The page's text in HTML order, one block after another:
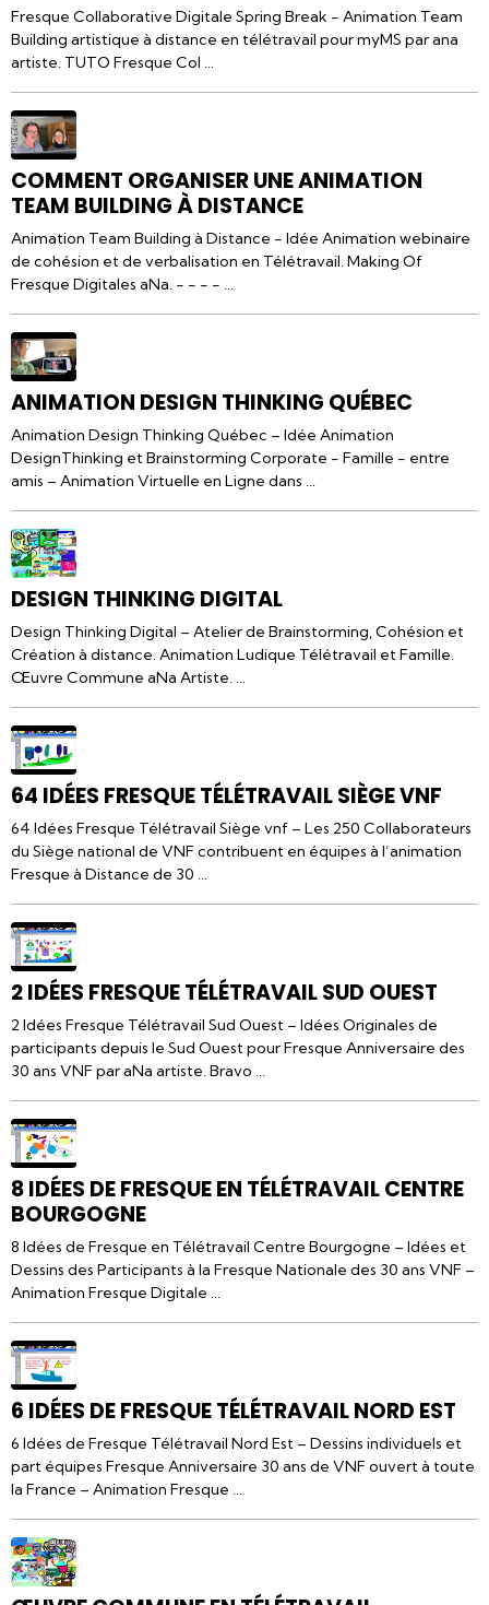
Fresque Collaborative Digitale Spring Break - Animation Team
Building artistique à distance en télétravail pour myMS par ana
artiste. TUTO Fresque Col ...
COMMENT ORGANISER UNE ANIMATION
TEAM BUILDING À DISTANCE
Animation Team Building à Distance - Idée Animation webinaire
de cohésion et de verbalisation en Télétravail. Making Of
Fresque Digitales aNa. - - - - ...
ANIMATION DESIGN THINKING QUÉBEC
Animation Design Thinking Québec – Idée Animation
DesignThinking et Brainstorming Corporate - Famille - entre
amis – Animation Virtuelle en Ligne dans ...
DESIGN THINKING DIGITAL
Design Thinking Digital – Atelier de Brainstorming, Cohésion et
Création à distance. Animation Ludique Télétravail et Famille.
Œuvre Commune aNa Artiste. ...
64 IDÉES FRESQUE TÉLÉTRAVAIL SIÈGE VNF
64 Idées Fresque Télétravail Siège vnf – Les 250 Collaborateurs
du Siège national de VNF contribuent en équipes à l’animation
Fresque à Distance de 30 ...
2 IDÉES FRESQUE TÉLÉTRAVAIL SUD OUEST
2 Idées Fresque Télétravail Sud Ouest – Idées Originales de
participants depuis le Sud Ouest pour Fresque Anniversaire des
30 ans VNF par aNa artiste. Bravo ...
8 IDÉES DE FRESQUE EN TÉLÉTRAVAIL CENTRE
BOURGOGNE
8 Idées de Fresque en Télétravail Centre Bourgogne – Idées et
Dessins des Participants à la Fresque Nationale des 30 ans VNF –
Animation Fresque Digitale ...
6 IDÉES DE FRESQUE TÉLÉTRAVAIL NORD EST
6 Idées de Fresque Télétravail Nord Est – Dessins individuels et
part équipes Fresque Anniversaire 30 ans de VNF ouvert à toute
la France – Animation Fresque ...